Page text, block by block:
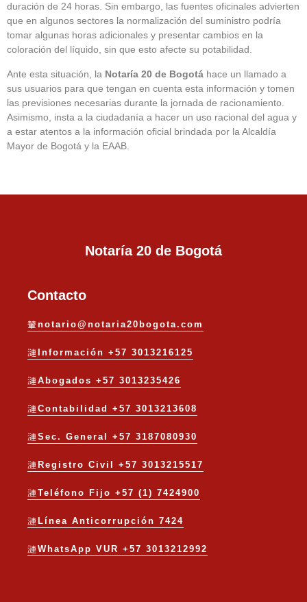
duración de 24 horas. Sin embargo, las fuentes oficinales advierten
que en algunos sectores la normalización del suministro podría
tomar algunas horas adicionales y presentar cambios en la
coloración del líquido, sin que esto afecte su potabilidad.
Ante esta situación, la Notaría 20 de Bogotá hace un llamado a
sus usuarios para que tengan en cuenta esta información y tomen
las previsiones necesarias durante la jornada de racionamiento.
Asimismo, insta a la ciudadanía a hacer un uso racional del agua y
a estar atentos a la información oficial brindada por la Alcaldía
Mayor de Bogotá y la EAAB.
Notaría 20 de Bogotá
Contacto
notario@notaria20bogota.com
Información +57 3013216125
Abogados +57 3013235426
Contabilidad +57 3013213608
Sec. General +57 3187080930
Registro Civil +57 3013215517
Teléfono Fijo +57 (1) 7424900
Línea Anticorrupción 7424
WhatsApp VUR +57 3013212992